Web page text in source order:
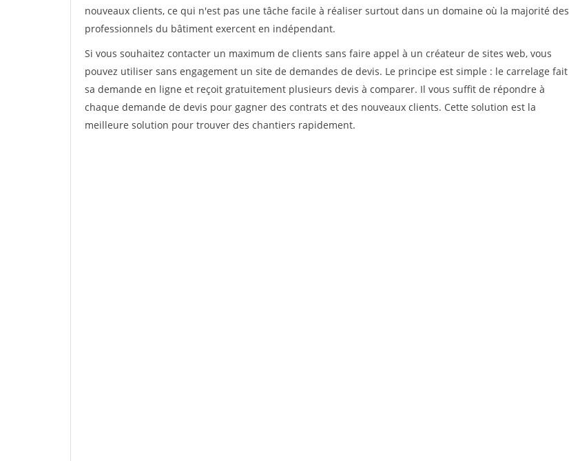
nouveaux clients, ce qui n'est pas une tâche facile à réaliser surtout dans un domaine où la majorité des
professionnels du bâtiment exercent en indépendant.
Si vous souhaitez contacter un maximum de clients sans faire appel à un créateur de sites web, vous
pouvez utiliser sans engagement un site de demandes de devis. Le principe est simple : le carrelage fait
sa demande en ligne et reçoit gratuitement plusieurs devis à comparer. Il vous suffit de répondre à
chaque demande de devis pour gagner des contrats et des nouveaux clients. Cette solution est la
meilleure solution pour trouver des chantiers rapidement.